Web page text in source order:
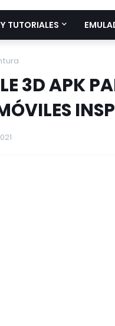
TUTORIALES
3D APK